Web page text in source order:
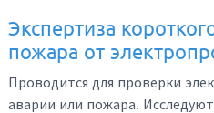
Экспертиза
пожара от
Проводится для проверки
аварии или пожара.